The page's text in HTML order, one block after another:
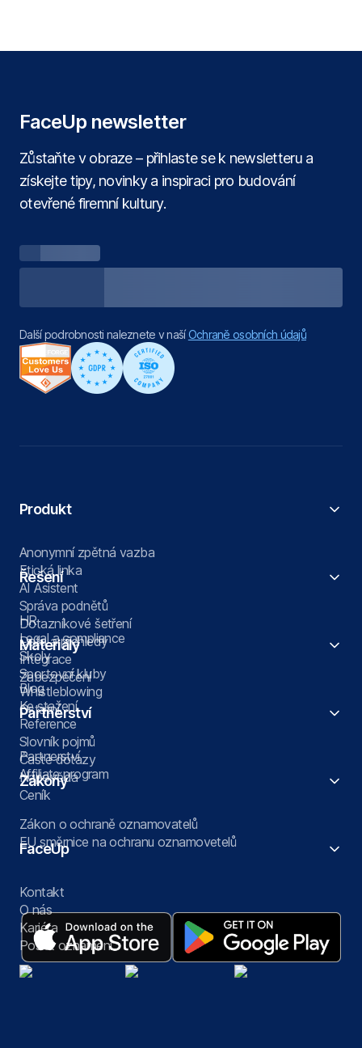
FaceUp newsletter
Zůstaňte v obraze – přihlaste se k newsletteru a
získejte tipy, novinky a inspiraci pro budování
otevřené firemní kultury.
Další podrobnosti naleznete v naší Ochraně osobních údajů
Produkt
Anonymní zpětná vazba
Etická linka
AI Asistent
Správa podnětů
Dotazníkové šetření
Data a přehledy
Integrace
Zabezpečení
Řešení
HR
Legal a compliance
Školy
Sportovní kluby
Whistleblowing
Ostatní
Materiály
Blog
Ke stažení
Reference
Slovník pojmů
Časté dotazy
Nápověda
Ceník
Partnerství
Partnerství
Affiliate program
Zákony
Zákon o ochraně oznamovatelů
EU směrnice na ochranu oznamovetelů
FaceUp
Kontakt
O nás
Kariéra
Poslat oznámení